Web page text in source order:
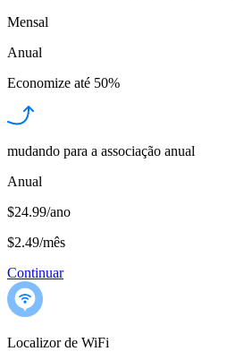
Mensal
Anual
Economize até 50%
mudando para a associação anual
Anual
$24.99/ano
$2.49/mês
Continuar
Localizor de WiFi